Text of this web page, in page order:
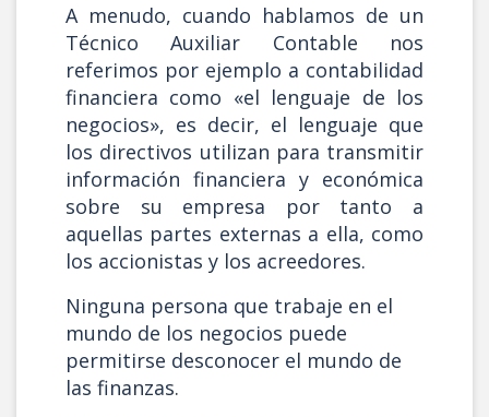
A menudo, cuando hablamos de un
Técnico Auxiliar Contable nos
referimos por ejemplo a contabilidad
financiera como «el lenguaje de los
negocios», es decir, el lenguaje que
los directivos utilizan para transmitir
información financiera y económica
sobre su empresa por tanto a
aquellas partes externas a ella, como
los accionistas y los acreedores.
Ninguna persona que trabaje en el
mundo de los negocios puede
permitirse desconocer el mundo de
las finanzas.